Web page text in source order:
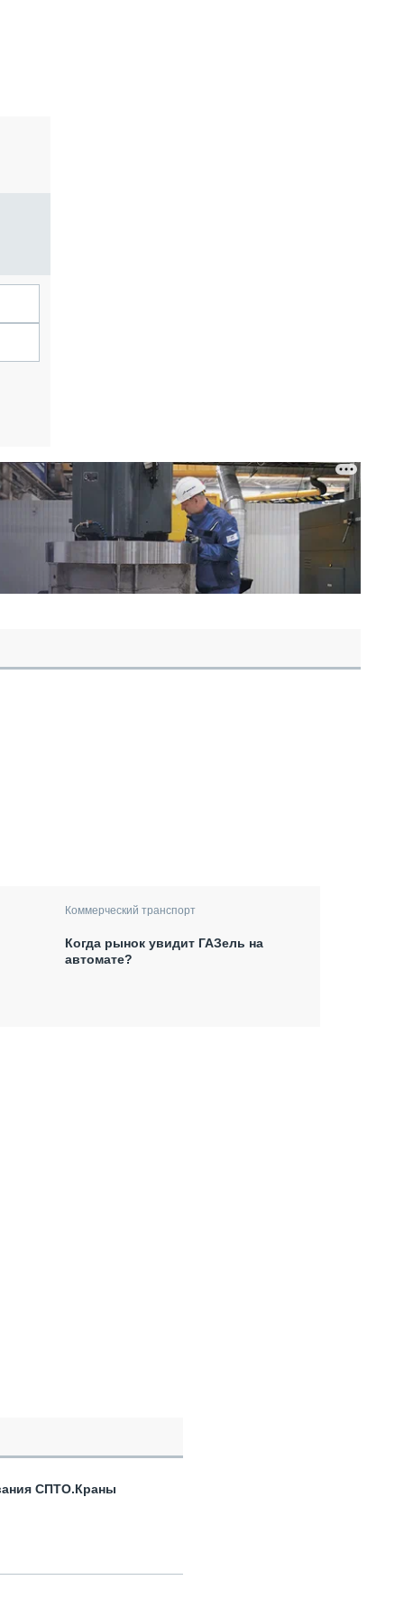
Коммерческий транспорт
Когда рынок увидит ГАЗель на
автомате?
СПТО.Краны